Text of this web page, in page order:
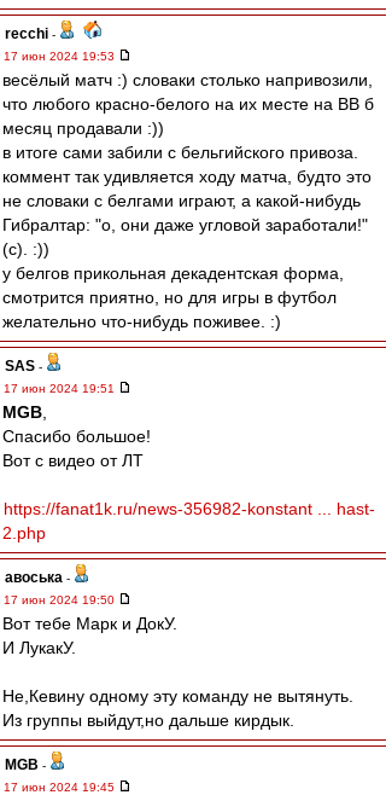
recchi -
17 июн 2024 19:53
весёлый матч :) словаки столько напривозили,
что любого красно-белого на их месте на ВВ б
месяц продавали :))
в итоге сами забили с бельгийского привоза.
коммент так удивляется ходу матча, будто это
не словаки с белгами играют, а какой-нибудь
Гибралтар: "о, они даже угловой заработали!"
(с). :))
у белгов прикольная декадентская форма,
смотрится приятно, но для игры в футбол
желательно что-нибудь поживее. :)
SAS -
17 июн 2024 19:51
MGB
Спасибо большое!
Вот с видео от ЛТ
https://fanat1k.ru/news-356982-konstant ... hast-
2.php
авоська -
17 июн 2024 19:50
Вот тебе Марк и ДокУ.
И ЛукакУ.
Не,Кевину одному эту команду не вытянуть.
Из группы выйдут,но дальше кирдык.
MGB -
17 июн 2024 19:45